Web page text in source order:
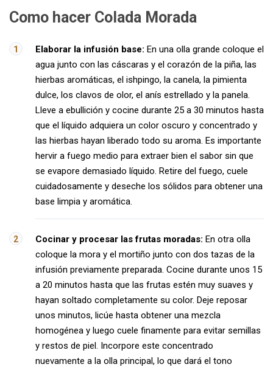
Como hacer Colada Morada
Elaborar la infusión base: En una olla grande coloque el
agua junto con las cáscaras y el corazón de la piña, las
hierbas aromáticas, el ishpingo, la canela, la pimienta
dulce, los clavos de olor, el anís estrellado y la panela.
Lleve a ebullición y cocine durante 25 a 30 minutos hasta
que el líquido adquiera un color oscuro y concentrado y
las hierbas hayan liberado todo su aroma. Es importante
hervir a fuego medio para extraer bien el sabor sin que
se evapore demasiado líquido. Retire del fuego, cuele
cuidadosamente y deseche los sólidos para obtener una
base limpia y aromática.
Cocinar y procesar las frutas moradas: En otra olla
coloque la mora y el mortiño junto con dos tazas de la
infusión previamente preparada. Cocine durante unos 15
a 20 minutos hasta que las frutas estén muy suaves y
hayan soltado completamente su color. Deje reposar
unos minutos, licúe hasta obtener una mezcla
homogénea y luego cuele finamente para evitar semillas
y restos de piel. Incorpore este concentrado
nuevamente a la olla principal, lo que dará el tono